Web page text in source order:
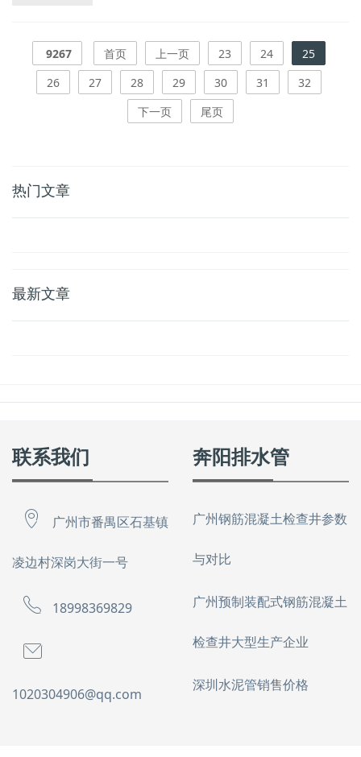
9267 首页 上一页 23 24
25
26
27 28 29 30 31
32
下一页
尾页
热门文章
最新文章
联系我们
广州市番禺区石基镇
凌边村深岗大街一号
18998369829
1020304906@qq.com
奔阳排水管
广州钢筋混凝土检查井参数
与对比
广州预制装配式钢筋混凝土
检查井大型生产企业
深圳水泥管销售价格